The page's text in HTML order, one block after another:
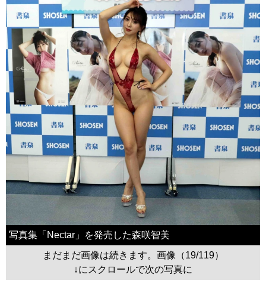
写真集「Nectar」を発売した森咲智美
まだまだ画像は続きます。画像（19/119）
↓にスクロールで次の写真に